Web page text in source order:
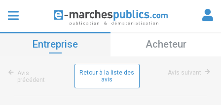
Entreprise Acheteur
Avis
précédent
Retour à la liste des
avis
Avis suivant